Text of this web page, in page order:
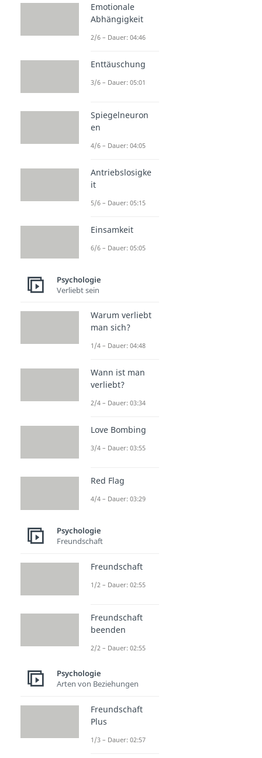
Emotionale
Abhängigkeit
2/6 – Dauer: 04:46
Enttäuschung
3/6 – Dauer: 05:01
Spiegelneuron
en
4/6 – Dauer: 04:05
Antriebslosigke
it
5/6 – Dauer: 05:15
Einsamkeit
6/6 – Dauer: 05:05
Psychologie
Verliebt sein
Warum verliebt
man sich?
1/4 – Dauer: 04:48
Wann ist man
verliebt?
2/4 – Dauer: 03:34
Love Bombing
3/4 – Dauer: 03:55
Red Flag
4/4 – Dauer: 03:29
Psychologie
Freundschaft
Freundschaft
1/2 – Dauer: 02:55
Freundschaft
beenden
2/2 – Dauer: 02:55
Psychologie
Arten von Beziehungen
Freundschaft
Plus
1/3 – Dauer: 02:57